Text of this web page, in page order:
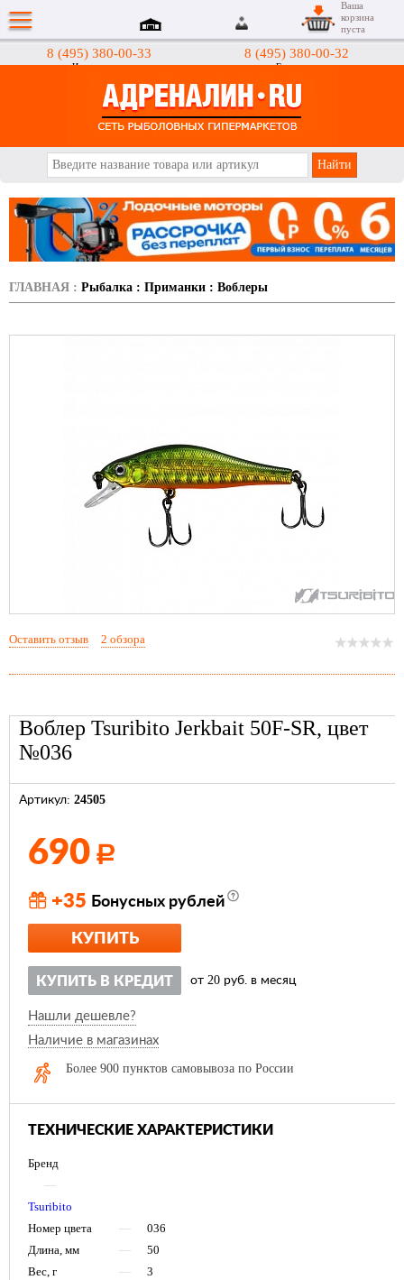
8 (495) 380-00-33
Интернет-магазин
8 (495) 380-00-32
Гипермаркеты
Ваша
корзина
пуста
ГЛАВНАЯ : Рыбалка : Приманки : Воблеры
Воблер Tsuribito Jerkbait 50F-SR, цвет
№036
Артикул: 24505
690 Р
+35 Бонусных рублей
КУПИТЬ
КУПИТЬ В КРЕДИТ от 20 руб. в месяц
Нашли дешевле?
Наличие в магазинах
Более 900 пунктов самовывоза по России
ТЕХНИЧЕСКИЕ ХАРАКТЕРИСТИКИ
Бренд
—
Tsuribito
Номер цвета
—
036
Длина, мм
—
50
Вес, г
—
3
Оставить отзыв 2 обзора